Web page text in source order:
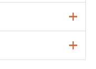
Fahrenheit)
una corretta
finitura brillante e
con i seguenti